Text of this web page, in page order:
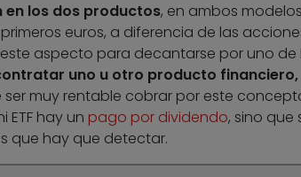
en los dos productos, en ambos
euros, a diferencia de las
aspecto para decantarse por uno de
uno u otro producto
ser muy rentable cobrar por este
ETF hay un pago por dividendo, sino que
que hay que detectar.